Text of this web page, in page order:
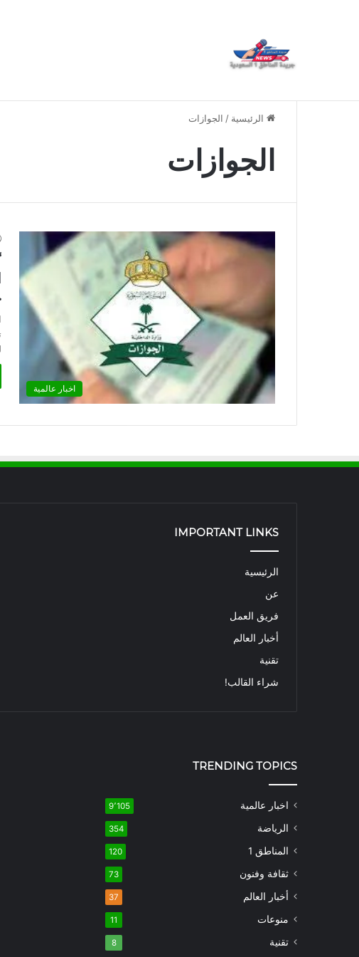
أخبار عاجلة د. روعة بنت حمد ميره تحصل على الدكتوراة الفخرية في ريادة
الرئيسية / الجوازات
الجوازات
اخبار عالمية
IMPORTANT LINKS
الرئيسية
عن
فريق العمل
أخبار العالم
تقنية
شراء القالب!
TRENDING TOPICS
اخبار عالمية 9٬105
الرياضة 354
المناطق 1 120
ثقافة وفنون 73
أخبار العالم 37
منوعات 11
تقنية 8